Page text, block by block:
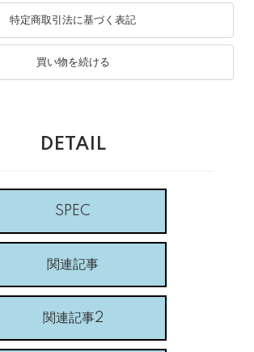
特定商取引法に基づく表記
買い物を続ける
DETAIL
SPEC
関連記事
関連記事2